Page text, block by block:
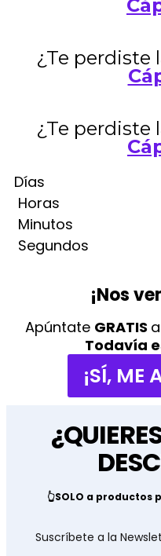
¿Te perdiste
¿Te perdiste
Días
Horas
Minutos
Segundos
¡Nos
Apúntate GRATIS
Todavía
¡SÍ, ME
👆SOLO a
Suscríbete a la